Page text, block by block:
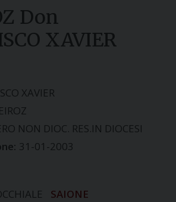
Don
XAVIER
XAVIER
NON DIOC. RES.IN DIOCESI
31-01-2003
SAIONE